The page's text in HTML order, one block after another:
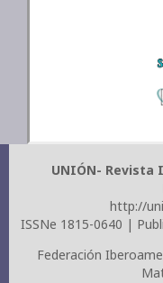
UNIÓN- Revista
http://
ISSNe 1815-0640 |
Federación